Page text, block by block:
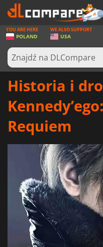
GRY
KARTY DO GIER
OPROGRAMOWANIE
SPRZĘT KOMPUTEROWY
AKTUALNOŚCI
ZALOGUJ SIĘ LUB ZAREJESTRUJ
YOU ARE HERE
POLAND
WE ALSO SUPPORT
USA
Historia i
Requiem